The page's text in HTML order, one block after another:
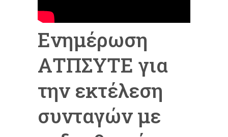
Ενημέρωση
ΑΤΠΣΥΤΕ για
την εκτέλεση
συνταγών με